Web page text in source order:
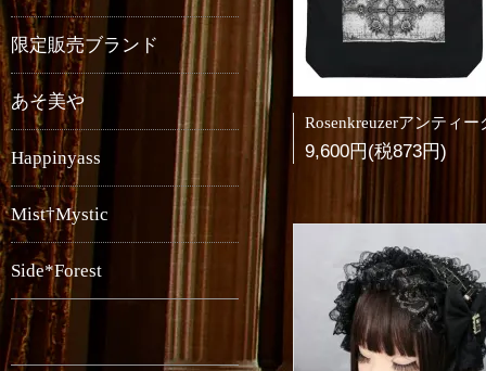
9,600円(税873円)
限定販売ブランド
あそ美や
Happinyass
Mist†Mystic
Side*Forest